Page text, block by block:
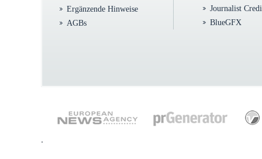
Ergänzende Hinweise
AGBs
Journalist
BlueGFX
.